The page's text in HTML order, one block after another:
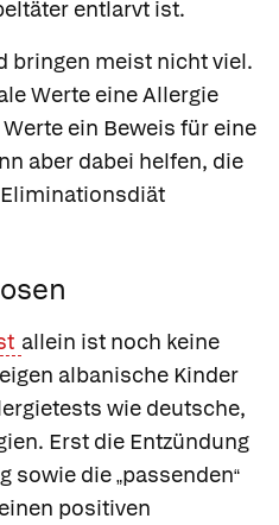
entlarvt ist.
bringen meist nicht viel.
Werte eine Allergie
ein Beweis für eine
aber dabei helfen, die
allein ist noch keine
albanische Kinder
wie deutsche,
Erst die Entzündung
sowie die „passenden“
positiven